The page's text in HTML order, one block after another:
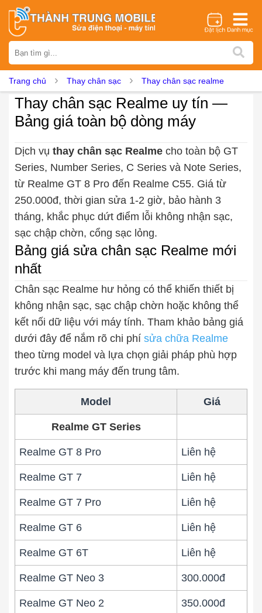
iPhone Samsung Oppo Xiaomi Realme Vivo
Vsmart Huawei Google Pixel
Asus Sony Vertu LG Tecno
Dịch vụ sửa chữa
Thay màn hình Thay pin Ép kính Thay camera
Thay loa Thay kính lưng Thay vỏ Thay chân sạc
Thay mic Thay rung Thay main Unlock - Mở Khoá
Thay màn hình
Màn hình iPhone Màn hình Samsung
Màn hình Xiaomi Màn hình Realme Màn hình Vivo
Thay pin
Pin iPhone Pin Samsumg Pin Oppo Pin Xiaomi
Pin Realme
Thay vỏ
Vỏ iPhone Vỏ Samsung Vỏ Xiaomi
Trang chủ Thay chân sạc Thay chân sạc realme
Thay chân sạc Realme uy tín —
Bảng giá toàn bộ dòng máy
Dịch vụ thay chân sạc Realme cho toàn bộ GT
Series, Number Series, C Series và Note Series,
từ Realme GT 8 Pro đến Realme C55. Giá từ
250.000đ, thời gian sửa 1-2 giờ, bảo hành 3
tháng, khắc phục dứt điểm lỗi không nhận sạc,
sạc chập chờn, cổng sạc lỏng.
Bảng giá sửa chân sạc Realme mới
nhất
Chân sạc Realme hư hỏng có thể khiến thiết bị
không nhận sạc, sạc chập chờn hoặc không thể
kết nối dữ liệu với máy tính. Tham khảo bảng giá
dưới đây để nắm rõ chi phí sửa chữa Realme
theo từng model và lựa chọn giải pháp phù hợp
trước khi mang máy đến trung tâm.
Model Giá
Realme GT Series
Realme GT 8 Pro Liên hệ
Realme GT 7 Liên hệ
Realme GT 7 Pro Liên hệ
Realme GT 6 Liên hệ
Realme GT 6T Liên hệ
Realme GT Neo 3 300.000đ
Realme GT Neo 2 350.000đ